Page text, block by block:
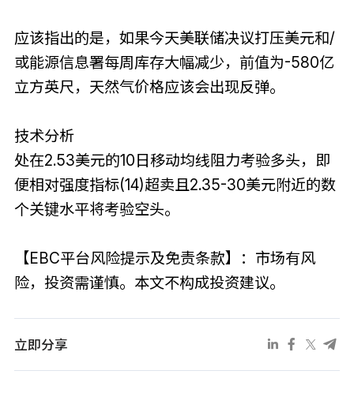
应该指出的是，如果今天美联储决议打压美元和/
或能源信息署每周库存大幅减少，前值为-580亿
立方英尺，天然气价格应该会出现反弹。
技术分析
处在2.53美元的10日移动均线阻力考验多头，即
便相对强度指标(14)超卖且2.35-30美元附近的数
个关键水平将考验空头。
【EBC平台风险提示及免责条款】：市场有风
险，投资需谨慎。本文不构成投资建议。
立即分享